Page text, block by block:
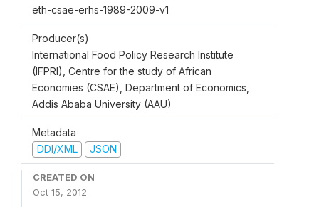
eth-csae-erhs-1989-2009-v1
Producer(s)
International Food Policy Research Institute
(IFPRI), Centre for the study of African
Economies (CSAE), Department of Economics,
Addis Ababa University (AAU)
Metadata
DDI/XML
JSON
CREATED ON
Oct 15, 2012